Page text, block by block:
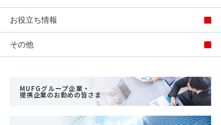
お役立ち情報
その他
MUFGグループ企業・
提携企業のお勤めの皆さま